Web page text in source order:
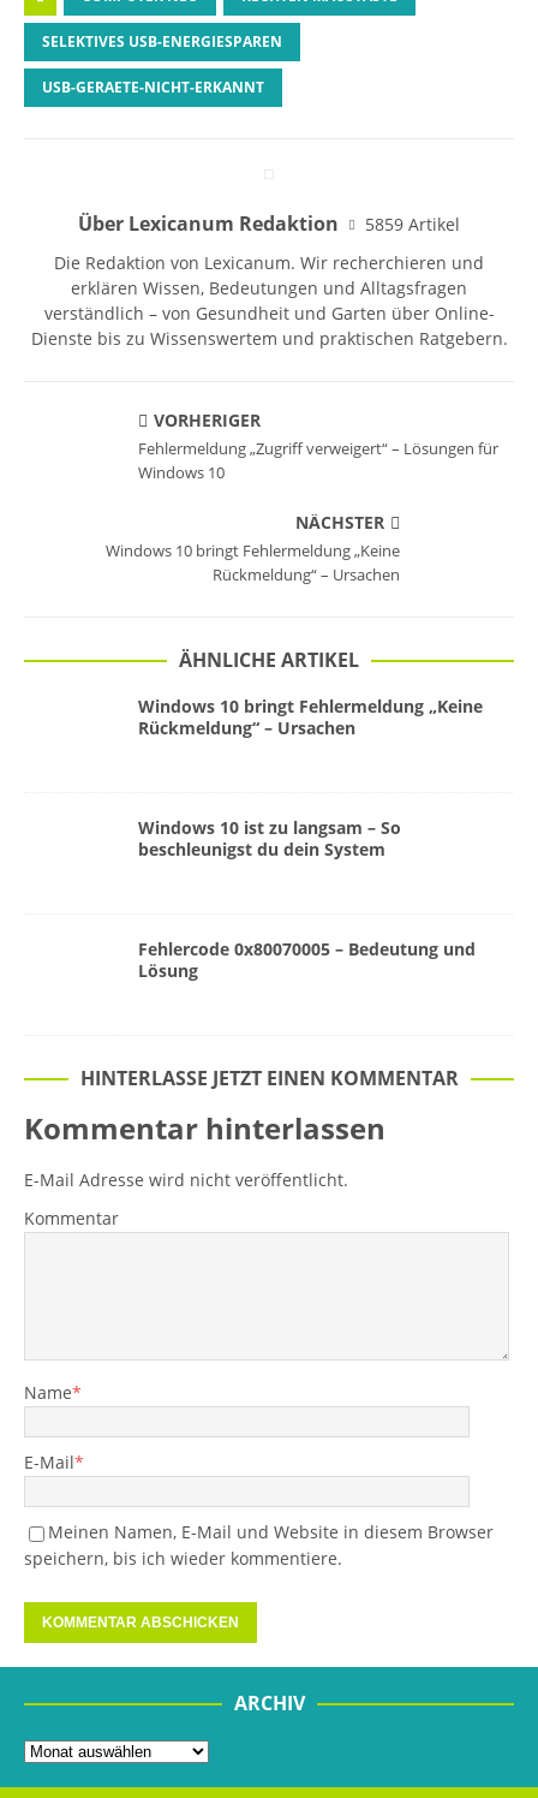
SELEKTIVES USB-ENERGIESPAREN
USB-GERAETE-NICHT-ERKANNT
Über Lexicanum Redaktion
5859 Artikel
Die Redaktion von Lexicanum. Wir recherchieren und
erklären Wissen, Bedeutungen und Alltagsfragen
verständlich – von Gesundheit und Garten über Online-
Dienste bis zu Wissenswertem und praktischen Ratgebern.
VORHERIGER
Fehlermeldung „Zugriff verweigert“ – Lösungen für
Windows 10
NÄCHSTER
Windows 10 bringt Fehlermeldung „Keine
Rückmeldung“ – Ursachen
ÄHNLICHE ARTIKEL
Windows 10 bringt Fehlermeldung „Keine
Rückmeldung“ – Ursachen
Windows 10 ist zu langsam – So
beschleunigst du dein System
Fehlercode 0x80070005 – Bedeutung und
Lösung
HINTERLASSE JETZT EINEN KOMMENTAR
Kommentar hinterlassen
E-Mail Adresse wird nicht veröffentlicht.
Kommentar
Name*
E-Mail*
Meinen Namen, E-Mail und Website in diesem Browser
speichern, bis ich wieder kommentiere.
ARCHIV